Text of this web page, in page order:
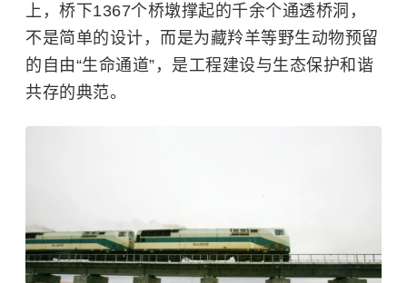
上，桥下1367个桥墩撑起的千余个通透桥洞，
不是简单的设计，而是为藏羚羊等野生动物预留
的自由“生命通道”，是工程建设与生态保护和谐
共存的典范。